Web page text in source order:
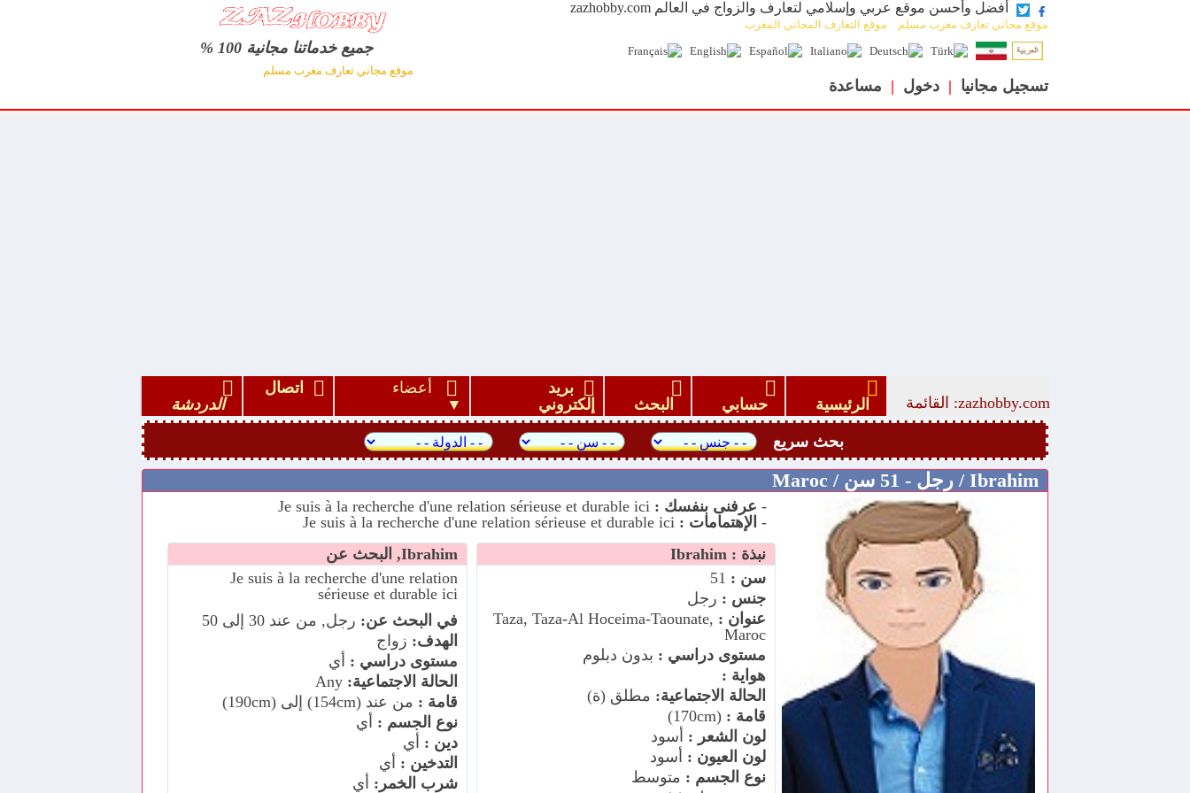
جميع خدماتنا مجانية 100 %
موقع مجاني تعارف مغرب مسلم
zazhobby.com أفضل وأحسن موقع عربي وإسلامي لتعارف والزواج في العالم
موقع مجاني تعارف مغرب مسلم موقع التعارف المجاني المغرب
تسجيل مجانيا | دخول | مساعدة
zazhobby.com: القائمة الرئيسية حسابي البحث
بريد
إلكتروني
أعضاء
اتصال
الدردشة
بحث سريع
Ibrahim / رجل - 51 سن / Maroc
- عرفنى بنفسك :
- الإهتمامات :
نبذة : Ibrahim
سن :
جنس : رجل
عنوان : Taza, Taza-Al Hoceima-Taounate,
Maroc
مستوى دراسي : بدون دبلوم
هواية :
الحالة الاجتماعية: مطلق (ة)
قامة : (170cm)
لون الشعر : أسود
لون العيون : أسود
نوع الجسم : متوسط
Ibrahim, البحث عن
Je suis à la recherche d'une relation
sérieuse et durable ici
في البحث عن: رجل, من عند 30 إلى 50
الهدف: زواج
مستوى دراسي : أي
الحالة الاجتماعية: Any
قامة : من عند (154cm) إلى (190cm)
نوع الجسم : أي
دين : أي
التدخين : أي
شرب الخمر: أي